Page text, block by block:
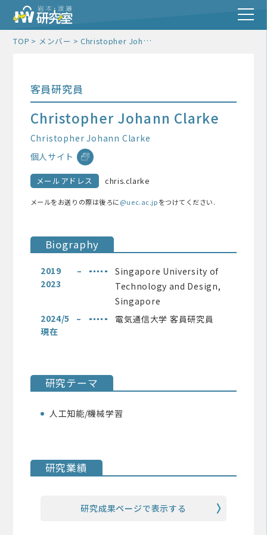
TOP メンバー Christopher Johann Clarke
客員研究員
Christopher Johann Clarke
Christopher Johann Clarke
個人サイト
メールアドレス chris.clarke
メールをお送りの際は後ろに@uec.ac.jpをつけてください.
Biography
2019 –
2023
Singapore University of
Technology and Design,
Singapore
2024/5 –
現在
電気通信大学 客員研究員
研究テーマ
人工知能/機械学習
研究業績
研究成果ページで表示する